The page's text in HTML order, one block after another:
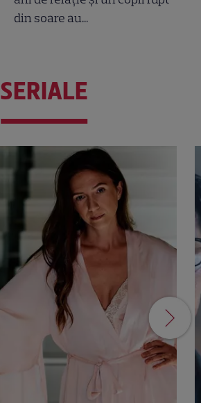
din soare au...
SERIALE